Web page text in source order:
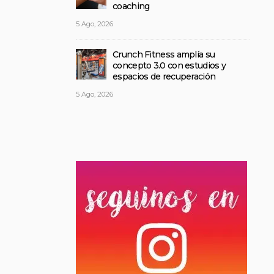
coaching
5 Ago, 2026
Crunch Fitness amplía su
concepto 3.0 con estudios y
espacios de recuperación
5 Ago, 2026